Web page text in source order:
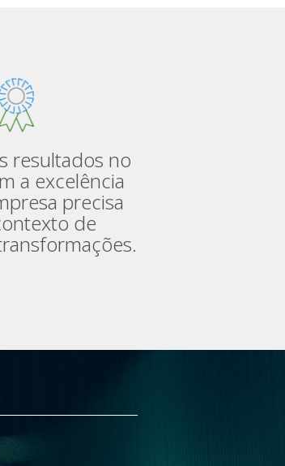
resultados no
a excelência
precisa
de